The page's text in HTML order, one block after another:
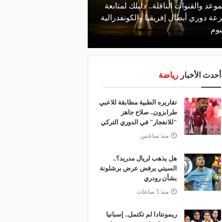
والقنوات الناقلة.. دليلك لمتابعة
دوري أبطال إفريقيا والكونفدرالية
أحدث الأخبار رياضة
تقاريره الطبية مطابقة للاعبي
طرابزون.. صلاح جاهز
"للانفجار" في الدوري التركي
منذ ساعتين
هل يذهب لريال مدريد؟..
السيتي يرفض عرض برشلونة
بشأن رودري
منذ 5 ساعات
ريمونتادا لم تكتمل.. إسبانيا